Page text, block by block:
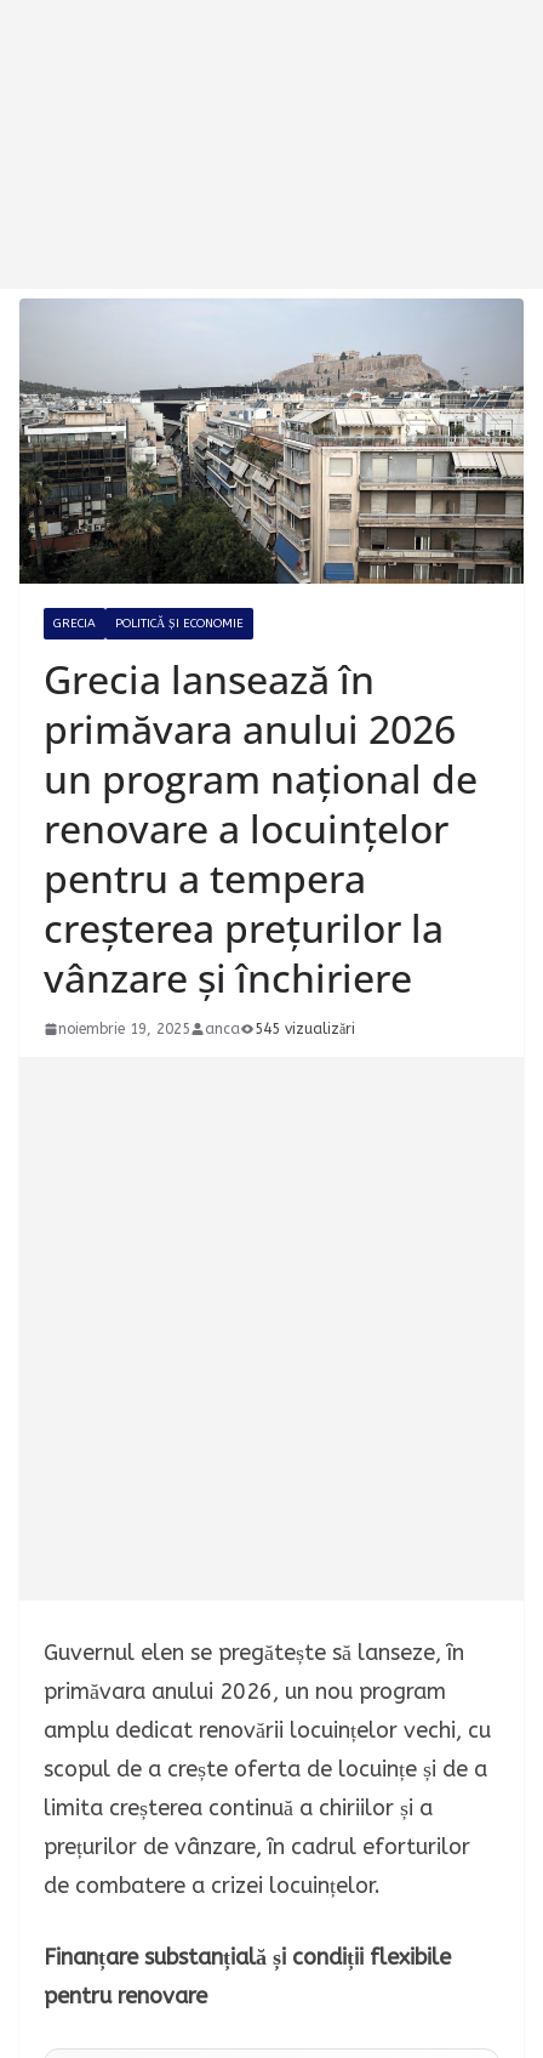
GRECIA POLITICĂ ȘI ECONOMIE
Grecia lansează în
primăvara anului 2026
un program național de
renovare a locuințelor
pentru a tempera
creșterea prețurilor la
vânzare și închiriere
noiembrie 19, 2025 anca 545 vizualizări
Guvernul elen se pregătește să lanseze, în
primăvara anului 2026, un nou program
amplu dedicat renovării locuințelor vechi, cu
scopul de a crește oferta de locuințe și de a
limita creșterea continuă a chiriilor și a
prețurilor de vânzare, în cadrul eforturilor
de combatere a crizei locuințelor.
Finanțare substanțială și condiții flexibile
pentru renovare